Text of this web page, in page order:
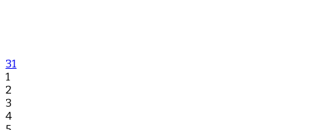
31
1
2
3
4